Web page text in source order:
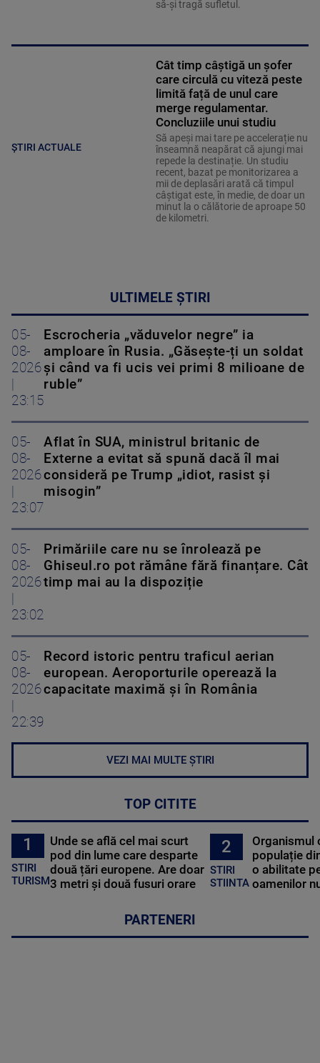
să-și tragă sufletul.
ȘTIRI ACTUALE
Cât timp câștigă un șofer
care circulă cu viteză peste
limită față de unul care
merge regulamentar.
Concluziile unui studiu
Să apeși mai tare pe accelerație nu
înseamnă neapărat că ajungi mai
repede la destinație. Un studiu
recent, bazat pe monitorizarea a
mii de deplasări arată că timpul
câștigat este, în medie, de doar un
minut la o călătorie de aproape 50
de kilometri.
ULTIMELE ȘTIRI
05-
08-
2026
23:15
Escrocheria „văduvelor negre” ia
amploare în Rusia. „Găsește-ți un soldat
și când va fi ucis vei primi 8 milioane de
ruble”
05-
08-
2026
23:07
Aflat în SUA, ministrul britanic de
Externe a evitat să spună dacă îl mai
consideră pe Trump „idiot, rasist și
misogin”
05-
08-
2026
23:02
Primăriile care nu se înrolează pe
Ghiseul.ro pot rămâne fără finanțare. Cât
timp mai au la dispoziție
05-
08-
2026
22:39
Record istoric pentru traficul aerian
european. Aeroporturile operează la
capacitate maximă și în România
VEZI MAI MULTE ȘTIRI
TOP CITITE
1
STIRI
TURISM
Unde se află cel mai scurt
pod din lume care desparte
două țări europene. Are doar
3 metri și două fusuri orare
2
STIRI
STIINTA
Organismul
populație
o abilitate
oamenilor
PARTENERI